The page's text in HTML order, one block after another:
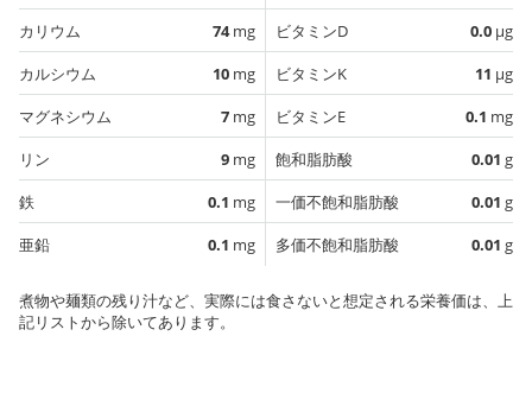
カリウム
74mg
カルシウム
10 mg
マグネシウム
7 mg
リン
9 mg
鉄
0.1 mg
亜鉛
0.1 mg
ビタミンD
0.0 µg
ビタミンK
11 µg
ビタミンE
0.1 mg
飽和脂肪酸
0.01 g
一価不飽和脂肪酸
0.01 g
多価不飽和脂肪酸
0.01 g
煮物や麺類の残り汁など、実際には食さないと想定される栄養価は、上
記リストから除いてあります。